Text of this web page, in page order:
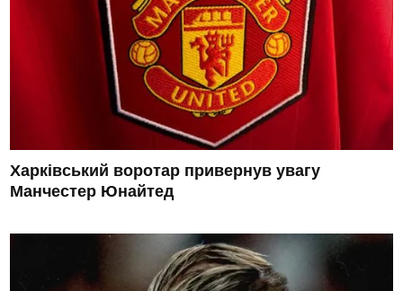
Харківський воротар привернув увагу
Манчестер Юнайтед